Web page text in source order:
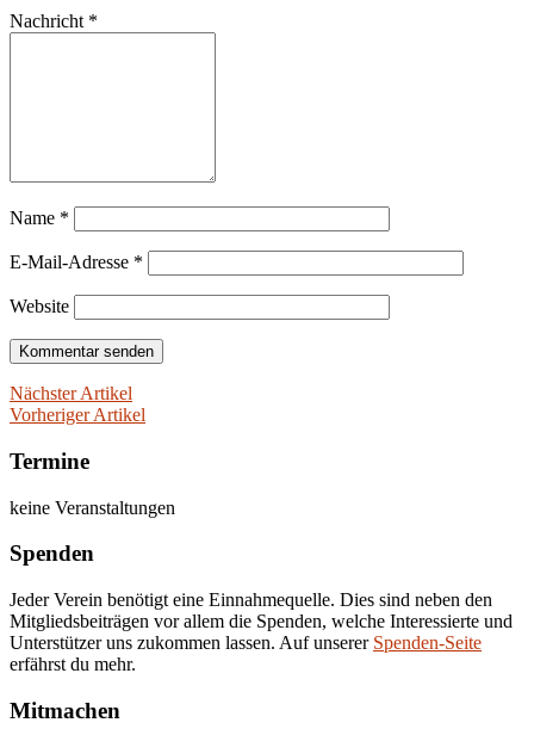
Nachricht *
Name *
E-Mail-Adresse *
Website
Nächster Artikel
Vorheriger Artikel
Termine
keine Veranstaltungen
Spenden
Jeder Verein benötigt eine Einnahmequelle. Dies sind neben den
Mitgliedsbeiträgen vor allem die Spenden, welche Interessierte und
Unterstützer uns zukommen lassen. Auf unserer Spenden-Seite
erfährst du mehr.
Mitmachen